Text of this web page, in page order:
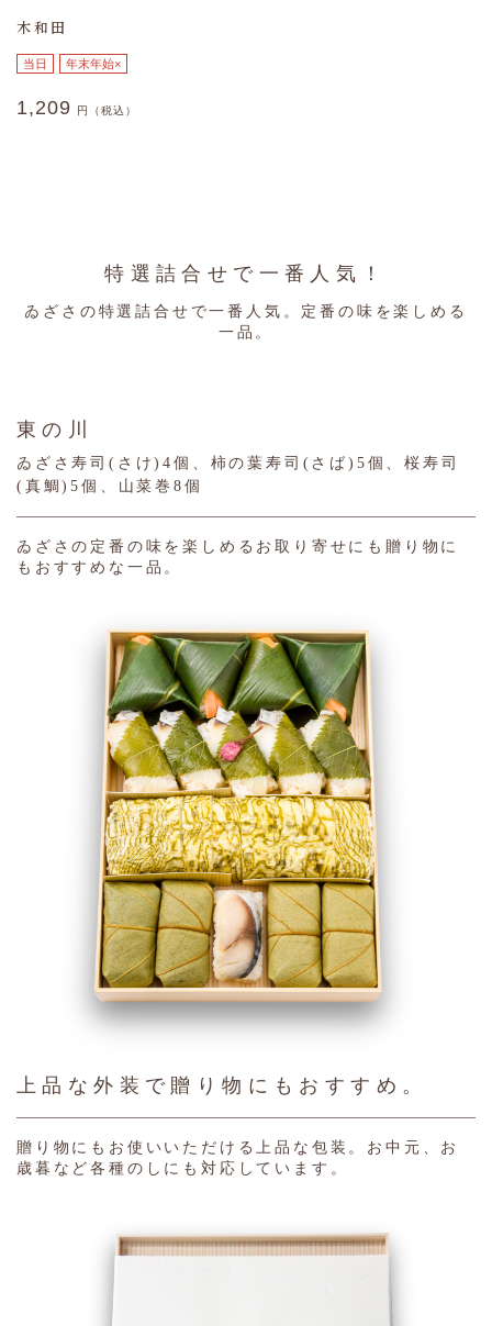
木和田
当日 年末年始×
1,209 円（税込）
特選詰合せで一番人気！
ゐざさの特選詰合せで一番人気。定番の味を楽しめる
一品。
東の川
ゐざさ寿司(さけ)4個、柿の葉寿司(さば)5個、桜寿司
(真鯛)5個、山菜巻8個
ゐざさの定番の味を楽しめるお取り寄せにも贈り物に
もおすすめな一品。
上品な外装で贈り物にもおすすめ。
贈り物にもお使いいただける上品な包装。お中元、お
歳暮など各種のしにも対応しています。